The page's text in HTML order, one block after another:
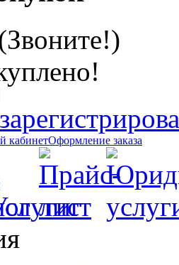
кабинетОформление заказа